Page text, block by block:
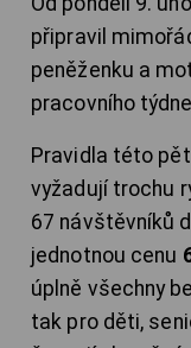
připravil
peněženku a
pracovního
Pravidla této
vyžadují trochu
67 návštěvníků
jednotnou cenu
úplně všechny
tak pro děti,